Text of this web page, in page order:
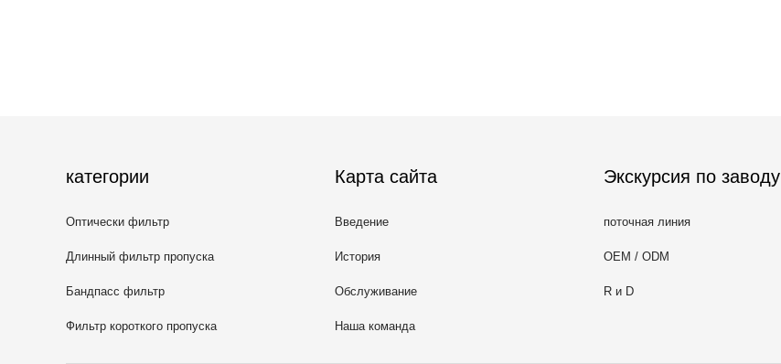
категории
Оптически фильтр
взаимодействия
Длинный фильтр пропуска
Бандпасс фильтр
взаимодействия
Фильтр короткого пропуска
Карта сайта
Введение
История
Обслуживание
Наша команда
Экскурсия по заводу
поточная линия
OEM / ODM
R и D